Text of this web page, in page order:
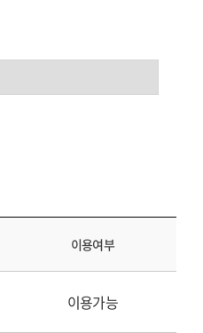
이용여부
이용가능